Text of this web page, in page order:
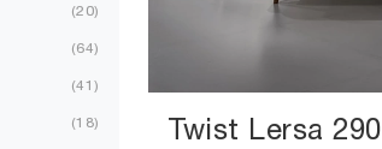
20
64
41
18 Twist Lersa 290